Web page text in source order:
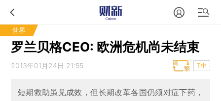
世界
罗兰贝格CEO: 欧洲危机尚未结束
2013年01月24日 21:55 T中
短期救助虽见成效，但长期改革各国仍须对症下药，